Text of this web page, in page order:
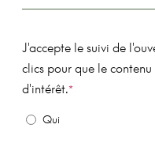
J'accepte le suivi de
clics pour que le
d'intérêt.*
Qui